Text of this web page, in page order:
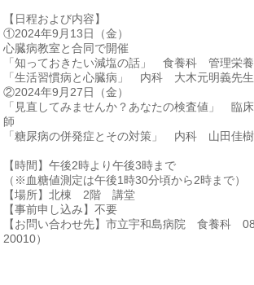
【日程および内容】
①2024年9月13日（金）
心臓病教室と合同で開催
「知っておきたい減塩の話」 食養科 管理栄
「生活習慣病と心臓病」 内科 大木元明義先生
②2024年9月27日（金）
「見直してみませんか？あなたの検査値」 臨
師
「糖尿病の併発症とその対策」 内科 山田佳
【時間】午後2時より午後3時まで
（※血糖値測定は午後1時30分頃から2時まで）
【場所】北棟 2階 講堂
【事前申し込み】不要
【お問い合わせ先】市立宇和島病院 食養科
20010）